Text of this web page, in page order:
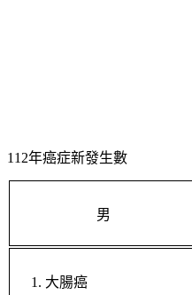
112年癌症新發生數
男
大腸癌